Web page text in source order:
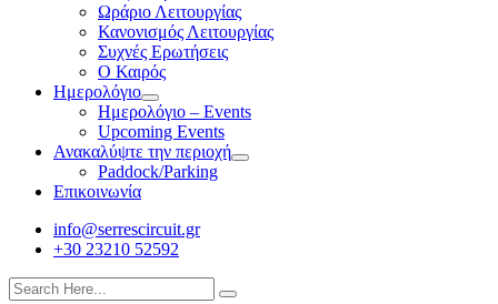
Ωράριο Λειτουργίας
Κανονισμός Λειτουργίας
Συχνές Ερωτήσεις
Ο Καιρός
Ημερολόγιο
Ημερολόγιο – Events
Upcoming Events
Ανακαλύψτε την περιοχή
Paddock/Parking
Επικοινωνία
info@serrescircuit.gr
+30 23210 52592